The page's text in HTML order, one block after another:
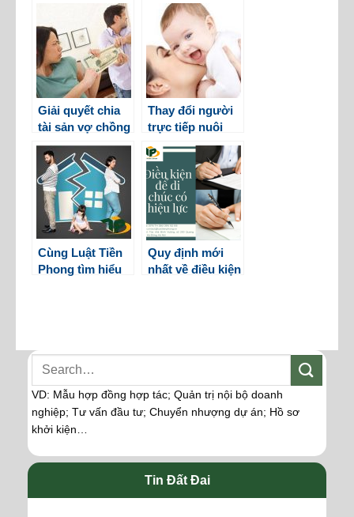
khi ly hôn
Giải quyết chia
tài sản vợ chồng
khi không thỏa
thuận được
Thay đổi người
trực tiếp nuôi
con
Cùng Luật Tiền
Phong tìm hiểu
Quy định mới
nhất về điều kiện
VD: Mẫu hợp đồng hợp tác; Quản trị nội bộ doanh
nghiệp; Tư vấn đầu tư; Chuyển nhượng dự án; Hồ sơ
khởi kiện…
Tin Đất Đai